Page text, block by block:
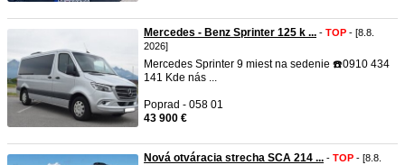
Mercedes - Benz Sprinter 125 k ... - TOP - [8.8.
2026]
Mercedes Sprinter 9 miest na sedenie ☎️0910 434
141 Kde nás ...
Poprad - 058 01
43 900 €
Nová otváracia strecha SCA 214 ... - TOP - [8.8.